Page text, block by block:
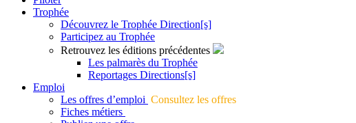
Trophée
Découvrez le Trophée Direction[s]
Participez au Trophée
Retrouvez les éditions précédentes
Les palmarès du Trophée
Reportages Directions[s]
Emploi
Les offres d’emploi Consultez les offres
Fiches métiers